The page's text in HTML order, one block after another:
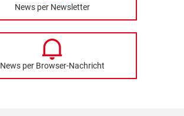
News per Newsletter
News per Browser-Nachricht